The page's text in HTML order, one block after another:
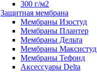
300 г/м2
Защитная мембрана
Мембраны Изостуд
Мембраны Плантер
Мембраны Дельта
Мембраны Максистуд
Мембраны Тефонд
Аксессуары Delta